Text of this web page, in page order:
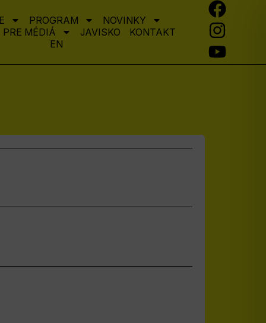
PROGRAM
NOVINKY
PRE MÉDIÁ
JAVISKO
KONTAKT
EN